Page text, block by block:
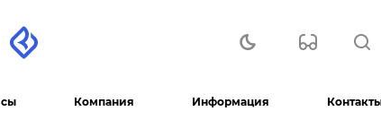
Компания Информация